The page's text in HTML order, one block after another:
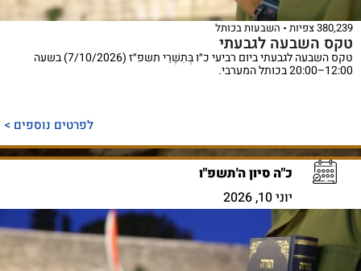
380,239 צפיות השבעות בכותל
טקס השבעה לגבעתי
טקס השבעה לגבעתי ביום רביעי כ״ו בְּתִשְׁרֵי תשפ״ז (7/10/2026) בשעה
12:00–20:00 בכותל המערבי.
לפרטים נוספים >
כ"ה סיון ה'תשפ"ו
יוני 10, 2026